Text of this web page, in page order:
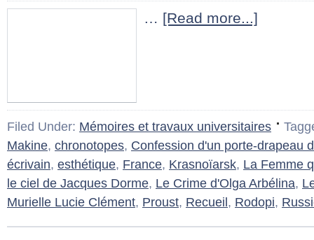
… [Read more...]
Filed Under: Mémoires et travaux universitaires
Makine, chronotopes, Confession d'un porte-drapeau
écrivain, esthétique, France, Krasnoïarsk, La Femme
le ciel de Jacques Dorme, Le Crime d'Olga Arbélina,
Murielle Lucie Clément, Proust, Recueil , Rodopi,